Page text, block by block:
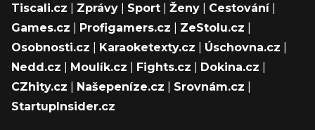
Tiscali.cz Zprávy Sport Ženy Cestování|
Games.cz
Profigamers.cz ZeStolu.cz
Osobnosti.cz
Karaoketexty.cz Úschovna.cz
Nedd.cz
Moulík.cz Fights.cz Dokina.cz
CZhity.cz
Našepeníze.cz Srovnám.cz
StartupInsider.cz